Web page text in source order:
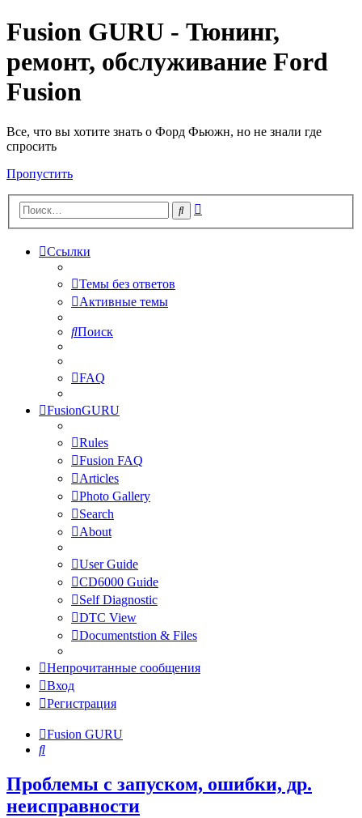
Fusion GURU - Тюнинг,
ремонт, обслуживание Ford
Fusion
Все, что вы хотите знать о Форд Фьюжн, но не знали где
спросить
Пропустить
Поиск
Ссылки
Темы без ответов
Активные темы
Поиск
FAQ
FusionGURU
Rules
Fusion FAQ
Articles
Photo Gallery
Search
About
User Guide
CD6000 Guide
Self Diagnostic
DTC View
Documentstion & Files
Непрочитанные сообщения
Вход
Регистрация
Fusion GURU
Поиск
Проблемы с запуском, ошибки, др.
неисправности